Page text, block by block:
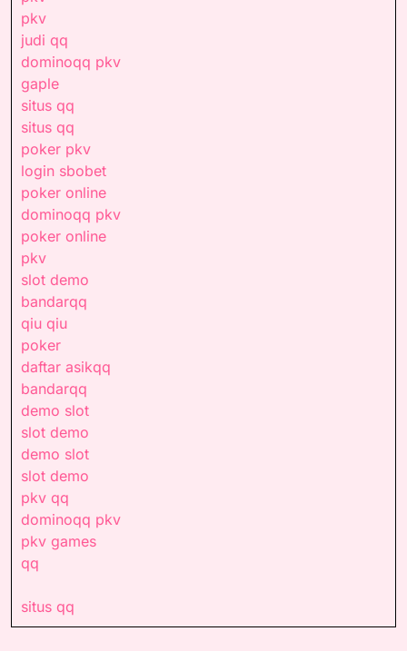
pkv
judi qq
dominoqq pkv
gaple
situs qq
situs qq
poker pkv
login sbobet
poker online
dominoqq pkv
poker online
pkv
slot demo
bandarqq
qiu qiu
poker
daftar asikqq
bandarqq
demo slot
slot demo
demo slot
slot demo
pkv qq
dominoqq pkv
pkv games
qq
situs qq